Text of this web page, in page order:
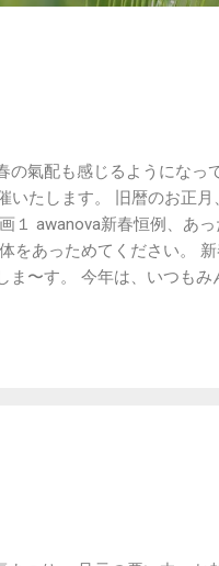
氣配も感じるようになっ
いたします。 旧暦のお正
１ awanova新春恒例、あ
をあっためてください。
〜す。 今年は、いつもみ
日本ミツバチの蜂蜜） ・
理など） ・けい工房（安